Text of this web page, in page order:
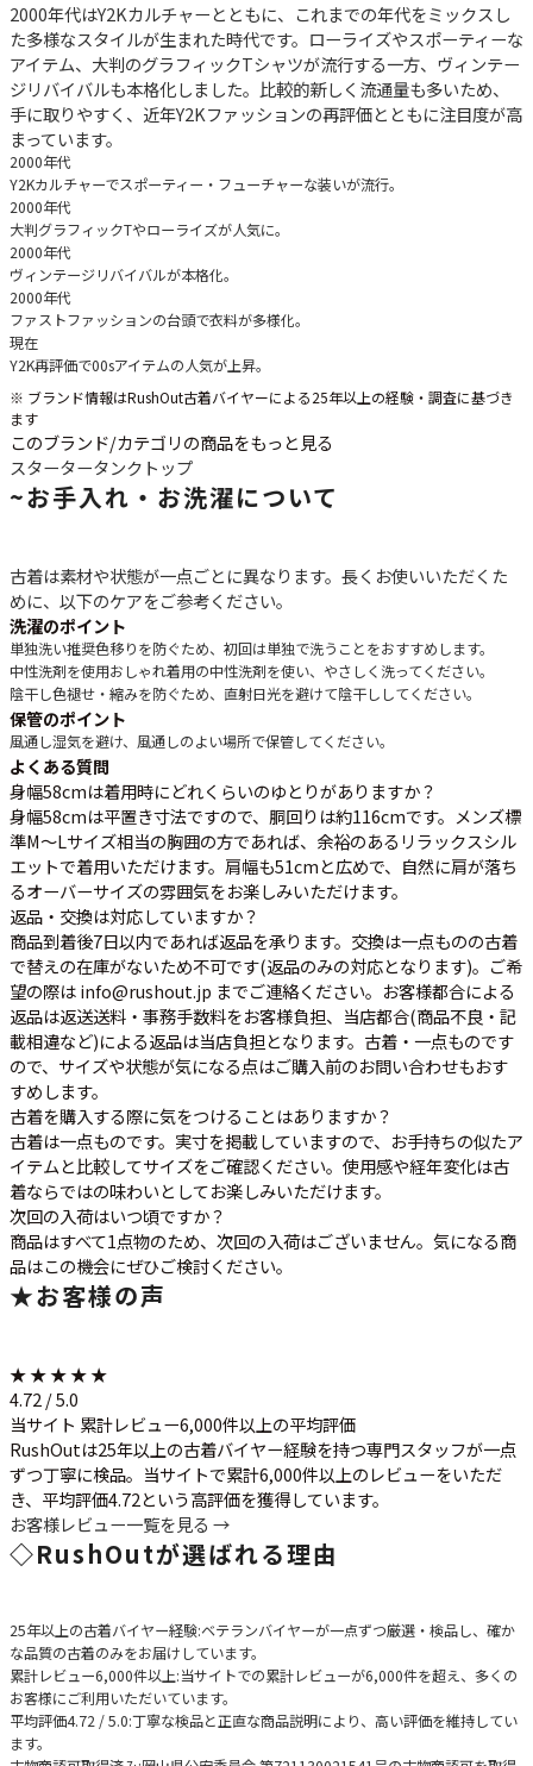
2000年代はY2Kカルチャーとともに、これまでの年代をミックスし
た多様なスタイルが生まれた時代です。ローライズやスポーティーな
アイテム、大判のグラフィックTシャツが流行する一方、ヴィンテー
ジリバイバルも本格化しました。比較的新しく流通量も多いため、
手に取りやすく、近年Y2Kファッションの再評価とともに注目度が高
まっています。
2000年代
Y2Kカルチャーでスポーティー・フューチャーな装いが流行。
2000年代
大判グラフィックTやローライズが人気に。
2000年代
ヴィンテージリバイバルが本格化。
2000年代
ファストファッションの台頭で衣料が多様化。
現在
Y2K再評価で00sアイテムの人気が上昇。
※ ブランド情報はRushOut古着バイヤーによる25年以上の経験・調査に基づき
ます
このブランド/カテゴリの商品をもっと見る
スタータータンクトップ
~お手入れ・お洗濯について
古着は素材や状態が一点ごとに異なります。長くお使いいただくた
めに、以下のケアをご参考ください。
洗濯のポイント
単独洗い推奨色移りを防ぐため、初回は単独で洗うことをおすすめします。
中性洗剤を使用おしゃれ着用の中性洗剤を使い、やさしく洗ってください。
陰干し色褪せ・縮みを防ぐため、直射日光を避けて陰干ししてください。
保管のポイント
風通し湿気を避け、風通しのよい場所で保管してください。
よくある質問
身幅58cmは着用時にどれくらいのゆとりがありますか？
身幅58cmは平置き寸法ですので、胴回りは約116cmです。メンズ標
準M～Lサイズ相当の胸囲の方であれば、余裕のあるリラックスシル
エットで着用いただけます。肩幅も51cmと広めで、自然に肩が落ち
るオーバーサイズの雰囲気をお楽しみいただけます。
返品・交換は対応していますか？
商品到着後7日以内であれば返品を承ります。交換は一点ものの古着
で替えの在庫がないため不可です(返品のみの対応となります)。ご希
望の際は info@rushout.jp までご連絡ください。お客様都合による
返品は返送送料・事務手数料をお客様負担、当店都合(商品不良・記
載相違など)による返品は当店負担となります。古着・一点ものです
ので、サイズや状態が気になる点はご購入前のお問い合わせもおす
すめします。
古着を購入する際に気をつけることはありますか？
古着は一点ものです。実寸を掲載していますので、お手持ちの似たア
イテムと比較してサイズをご確認ください。使用感や経年変化は古
着ならではの味わいとしてお楽しみいただけます。
次回の入荷はいつ頃ですか？
商品はすべて1点物のため、次回の入荷はございません。気になる商
品はこの機会にぜひご検討ください。
★お客様の声
★ ★ ★ ★ ★
4.72 / 5.0
当サイト 累計レビュー6,000件以上の平均評価
RushOutは25年以上の古着バイヤー経験を持つ専門スタッフが一点
ずつ丁寧に検品。当サイトで累計6,000件以上のレビューをいただ
き、平均評価4.72という高評価を獲得しています。
お客様レビュー一覧を見る →
◇RushOutが選ばれる理由
25年以上の古着バイヤー経験:ベテランバイヤーが一点ずつ厳選・検品し、確か
な品質の古着のみをお届けしています。
累計レビュー6,000件以上:当サイトでの累計レビューが6,000件を超え、多くの
お客様にご利用いただいています。
平均評価4.72 / 5.0:丁寧な検品と正直な商品説明により、高い評価を維持してい
ます。